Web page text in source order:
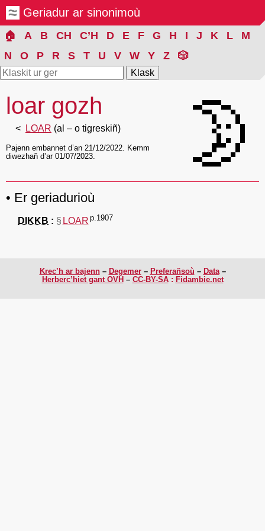
Geriadur ar sinonimoù
🏠 A B CH C’H D E F G H I J K L
M
N
O P R S T U V W Y Z 🎲
🌛
loar gozh
LOAR (al – o tigreskiñ)
Pajenn embannet d’an 21/12/2022. Kemm
diwezhañ d’ar 01/07/2023.
Er geriadurioù
DIKKB § LOAR p.1907
Krec’h ar bajenn Degemer Preferañsoù
Data
Herberc’hiet gant OVH
CC-BY-SA: Fidambie.net